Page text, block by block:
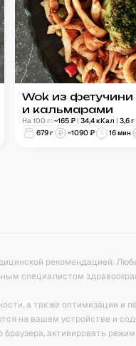
Wok из
и кальмарами
На 100 г: ~165₽ | 34,4кКал | 3,6г
679г ~1090₽ 16 мин
рекомендацией.
специалистом
а также оптимизации и
на вашем устройстве и
активировать